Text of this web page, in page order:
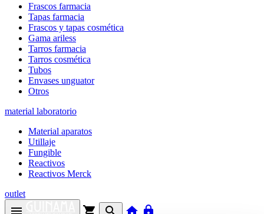
Frascos farmacia
Tapas farmacia
Frascos y tapas cosmética
Gama ariless
Tarros farmacia
Tarros cosmética
Tubos
Envases unguator
Otros
material laboratorio
Material aparatos
Utillaje
Fungible
Reactivos
Reactivos Merck
outlet
menu shopping_cart search home lock